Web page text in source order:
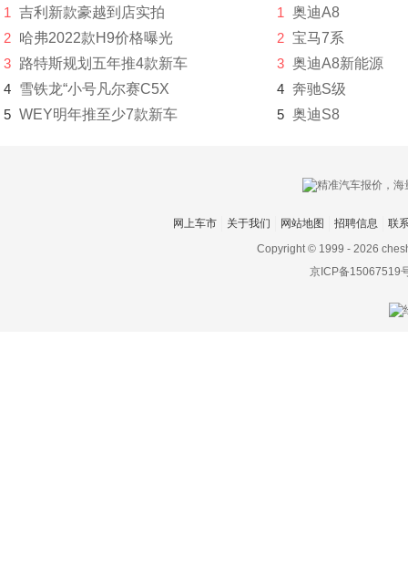
陆地方舟
陆风
路虎
1
吉利新款豪越到店实拍
2 哈弗2022款H9价格曝光
3 路特斯规划五年推4款新车
4 雪铁龙“小号凡尔赛C5X
5 WEY明年推至少7款新车
1
奥迪A8
2 宝马7系
3 奥迪A8新能源
4 奔驰S级
5 奥迪S8
网上车市 关于我们 网站地图 招聘信息
联
Copyright © 1999 - 2026
京ICP备15067519